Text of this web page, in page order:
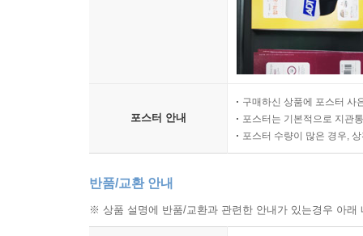
포스터 안내
구매하신 상품에 포스터 사
포스터는 기본적으로 지관
포스터 수량이 많은 경우,
반품/교환 안내
※ 상품 설명에 반품/교환과 관련한 안내가 있는경우 아